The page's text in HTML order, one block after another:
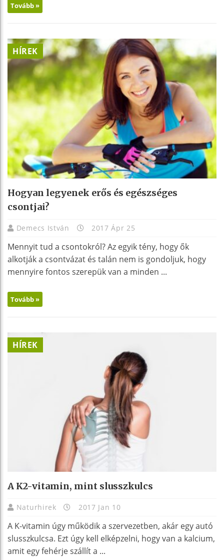
Tovább »
HÍREK
Hogyan legyenek erős és egészséges
csontjai?
Demecs István 2017 Ápr 25
Mennyit tud a csontokról? Az egyik tény, hogy ők
alkotják a csontvázat és talán nem is gondoljuk, hogy
mennyire fontos szerepük van a minden ...
Tovább »
HÍREK
A K2-vitamin, mint slusszkulcs
Naturhirek 2017 Jan 10
A K-vitamin úgy működik a szervezetben, akár egy autó
slusszkulcsa. Ezt úgy kell elképzelni, hogy van a kalcium,
amit egy fehérje szállít a ...